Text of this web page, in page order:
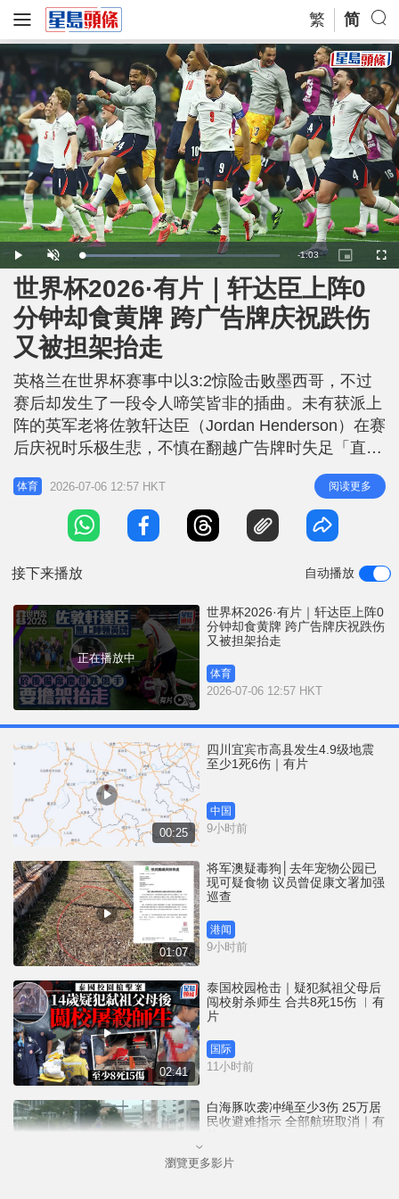
繁 简
P
l
a
y
U
n
m
u
t
e
L
o
d
e
d
:
4
9
.
8
3
R
e
m
n
n
-1:03
P
i
t
u
e
-
c
t
r
e
F
u
世界杯2026·有片｜轩达臣上阵0
分钟却食黄牌 跨广告牌庆祝跌伤
又被担架抬走
英格兰在世界杯赛事中以3:2惊险击败墨西哥，不过
赛后却发生了一段令人啼笑皆非的插曲。未有获派上
阵的英军老将佐敦轩达臣（Jordan Henderson）在赛
后庆祝时乐极生悲，不慎在翻越广告牌时失足「直
挞」落地，最终更要由担架抬离场，成为今场胜仗最
意外的焦点。 跣手失重心直挞落地 丹般恩急召救援
当时英军众将正在场边庆祝胜利，轩达臣试图跨过场
边的广告牌与球迷互动，但支撑的手部疑似「跣手」
体育 2026-07-06 12:57 HKT 阅读更多
接下来播放 自动播放
正在播放中
世界杯2026·有片｜轩达臣上阵0
分钟却食黄牌 跨广告牌庆祝跌伤
又被担架抬走
体育
2026-07-06 12:57 HKT
00:25
四川宜宾市高县发生4.9级地震
至少1死6伤｜有片
中国
9小时前
01:07
将军澳疑毒狗│去年宠物公园已
现可疑食物 议员曾促康文署加强
巡查
港闻
9小时前
02:41
泰国校园枪击｜疑犯弑祖父母后
闯校射杀师生 合共8死15伤 ︱有
片
国际
11小时前
白海豚吹袭冲绳至少3伤 25万居
民收避难指示 全部航班取消｜有
国际
瀏覽更多影片